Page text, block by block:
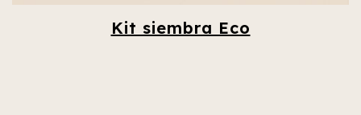
Kit siembra Eco